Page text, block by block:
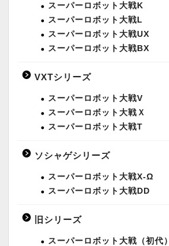
スーパーロボット大戦K
スーパーロボット大戦L
スーパーロボット大戦UX
スーパーロボット大戦BX
VXTシリーズ
スーパーロボット大戦V
スーパーロボット大戦Ｘ
スーパーロボット大戦T
ソシャゲシリーズ
スーパーロボット大戦X-Ω
スーパーロボット大戦DD
旧シリーズ
スーパーロボット大戦（初代）